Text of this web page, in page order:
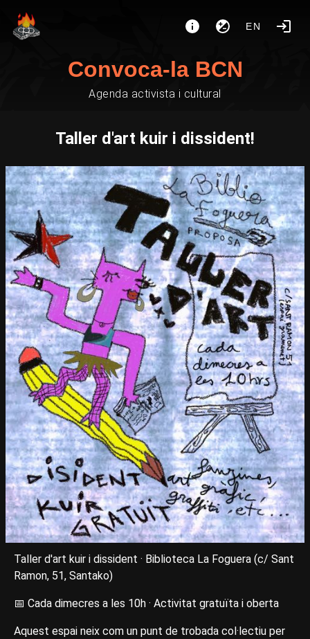
EN
Convoca-la BCN
Agenda activista i cultural
Taller d'art kuir i dissident!
Taller d'art kuir i dissident · Biblioteca La Foguera (c/ Sant
Ramon, 51, Santako)
📅 Cada dimecres a les 10h · Activitat gratuïta i oberta
Aquest espai neix com un punt de trobada col·lectiu per